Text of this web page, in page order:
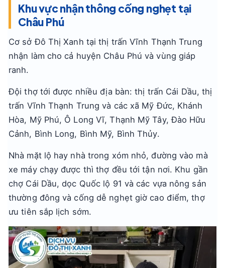
Khu vực nhận thông cống nghẹt tại
Châu Phú
Cơ sở Đô Thị Xanh tại thị trấn Vĩnh Thạnh Trung
nhận làm cho cả huyện Châu Phú và vùng giáp
ranh.
Đội thợ tới được nhiều địa bàn: thị trấn Cái Dầu, thị
trấn Vĩnh Thạnh Trung và các xã Mỹ Đức, Khánh
Hòa, Mỹ Phú, Ô Long Vĩ, Thạnh Mỹ Tây, Đào Hữu
Cảnh, Bình Long, Bình Mỹ, Bình Thủy.
Nhà mặt lộ hay nhà trong xóm nhỏ, đường vào mà
xe máy chạy được thì thợ đều tới tận nơi. Khu gần
chợ Cái Dầu, dọc Quốc lộ 91 và các vựa nông sản
thường đông và cống dễ nghẹt giờ cao điểm, thợ
ưu tiên sắp lịch sớm.